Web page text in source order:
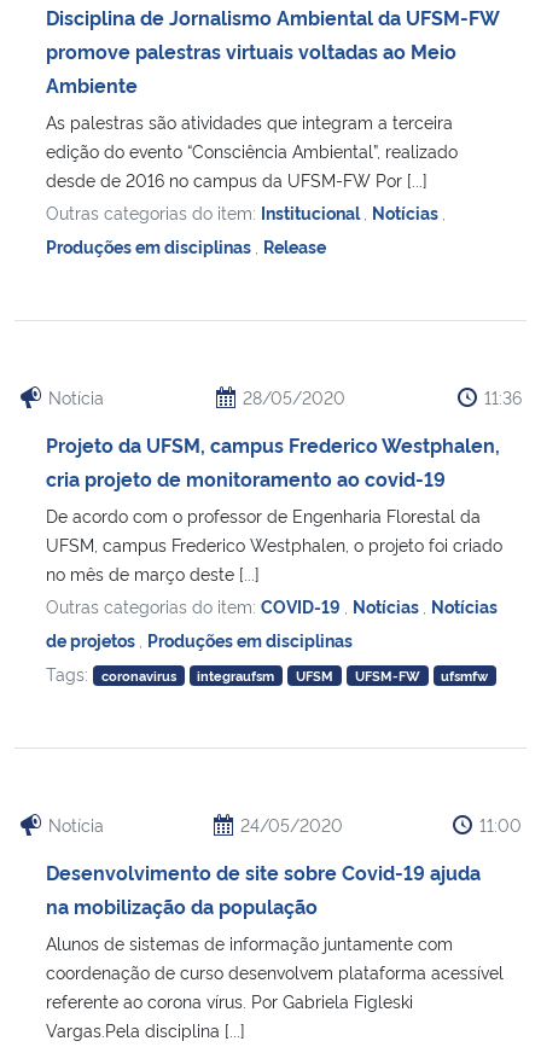
Disciplina de Jornalismo Ambiental da UFSM-FW
promove palestras virtuais voltadas ao Meio
Ambiente
As palestras são atividades que integram a terceira
edição do evento “Consciência Ambiental”, realizado
desde de 2016 no campus da UFSM-FW Por [...]
Outras categorias do item: Institucional Notícias
Produções em disciplinas Release
Notícia 28/05/2020 11:36
Projeto da UFSM, campus Frederico Westphalen,
cria projeto de monitoramento ao covid-19
De acordo com o professor de Engenharia Florestal da
UFSM, campus Frederico Westphalen, o projeto foi criado
no mês de março deste [...]
Outras categorias do item: COVID-19 Notícias Notícias
de projetos Produções em disciplinas
Tags:
coronavirus integraufsm UFSM UFSM-FW ufsmfw
Notícia 24/05/2020 11:00
Desenvolvimento de site sobre Covid-19 ajuda
na mobilização da população
Alunos de sistemas de informação juntamente com
coordenação de curso desenvolvem plataforma acessível
referente ao corona vírus. Por Gabriela Figleski
Vargas.Pela disciplina [...]